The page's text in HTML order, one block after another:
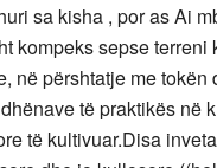
sa kisha , por as Ai
kompeks sepse
në përshtatje me
të praktikës në
të kultivuar.Disa